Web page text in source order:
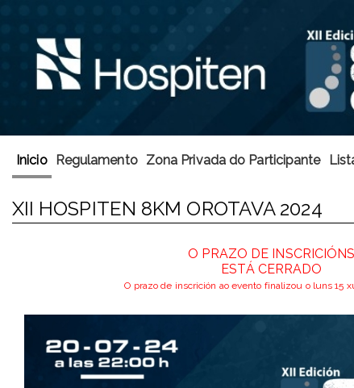
Inicio Regulamento Zona Privada do Participante
XII HOSPITEN 8KM OROTAVA 2024
O PRAZO DE INSCRICIÓNS
ESTÁ CERRADO
O prazo de inscrición ao evento finalizou o luns 15